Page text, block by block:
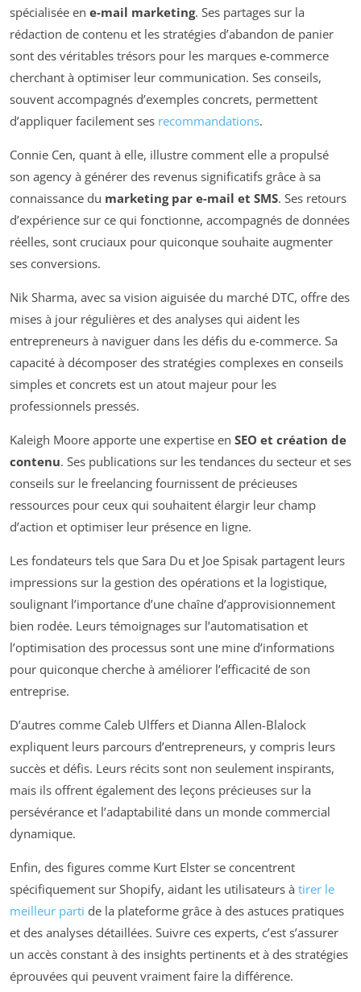
spécialisée en e-mail marketing. Ses partages sur la
rédaction de contenu et les stratégies d’abandon de panier
sont des véritables trésors pour les marques e-commerce
cherchant à optimiser leur communication. Ses conseils,
souvent accompagnés d’exemples concrets, permettent
d’appliquer facilement ses recommandations.
Connie Cen, quant à elle, illustre comment elle a propulsé
son agency à générer des revenus significatifs grâce à sa
connaissance du marketing par e-mail et SMS. Ses retours
d’expérience sur ce qui fonctionne, accompagnés de données
réelles, sont cruciaux pour quiconque souhaite augmenter
ses conversions.
Nik Sharma, avec sa vision aiguisée du marché DTC, offre des
mises à jour régulières et des analyses qui aident les
entrepreneurs à naviguer dans les défis du e-commerce. Sa
capacité à décomposer des stratégies complexes en conseils
simples et concrets est un atout majeur pour les
professionnels pressés.
Kaleigh Moore apporte une expertise en SEO et création de
contenu. Ses publications sur les tendances du secteur et ses
conseils sur le freelancing fournissent de précieuses
ressources pour ceux qui souhaitent élargir leur champ
d’action et optimiser leur présence en ligne.
Les fondateurs tels que Sara Du et Joe Spisak partagent leurs
impressions sur la gestion des opérations et la logistique,
soulignant l’importance d’une chaîne d’approvisionnement
bien rodée. Leurs témoignages sur l’automatisation et
l’optimisation des processus sont une mine d’informations
pour quiconque cherche à améliorer l’efficacité de son
entreprise.
D’autres comme Caleb Ulffers et Dianna Allen-Blalock
expliquent leurs parcours d’entrepreneurs, y compris leurs
succès et défis. Leurs récits sont non seulement inspirants,
mais ils offrent également des leçons précieuses sur la
persévérance et l’adaptabilité dans un monde commercial
dynamique.
Enfin, des figures comme Kurt Elster se concentrent
spécifiquement sur Shopify, aidant les utilisateurs à tirer le
meilleur parti de la plateforme grâce à des astuces pratiques
et des analyses détaillées. Suivre ces experts, c’est s’assurer
un accès constant à des insights pertinents et à des stratégies
éprouvées qui peuvent vraiment faire la différence.